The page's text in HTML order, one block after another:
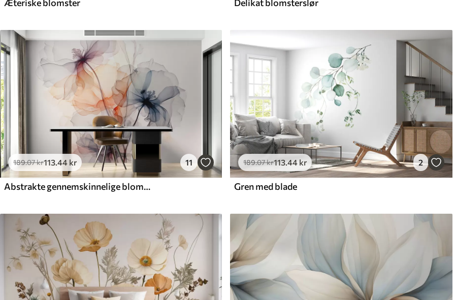
Æteriske blomster Delikat blomsterslør
189.07kr113.44 kr 11
Abstrakte gennemskinnelige blomster flydende akvarel
189.07kr113.44 kr 2
Gren med blade